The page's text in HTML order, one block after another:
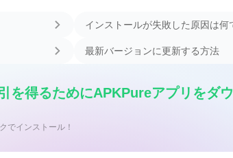
インストールが失敗した原因は何
最新バージョンに更新する方法
を得るためにAPKPureアプリをダウ
でインストール！